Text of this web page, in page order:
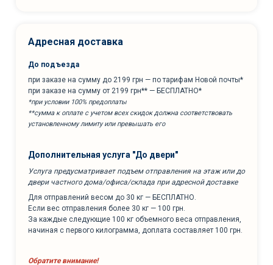
Адресная доставка
До подъезда
при заказе на сумму до 2199 грн — по тарифам Новой почты*
при заказе на сумму от 2199 грн** — БЕСПЛАТНО*
*при условии 100% предоплаты
**сумма к оплате с учетом всех скидок должна соответствовать
установленному лимиту или превышать его
Дополнительная услуга "До двери"
Услуга предусматривает подъем отправления на этаж или до
двери частного дома/офиса/склада при адресной доставке
Для отправлений весом до 30 кг — БЕСПЛАТНО.
Если вес отправления более 30 кг — 100 грн.
За каждые следующие 100 кг объемного веса отправления,
начиная с первого килограмма, доплата составляет 100 грн.
Обратите внимание!